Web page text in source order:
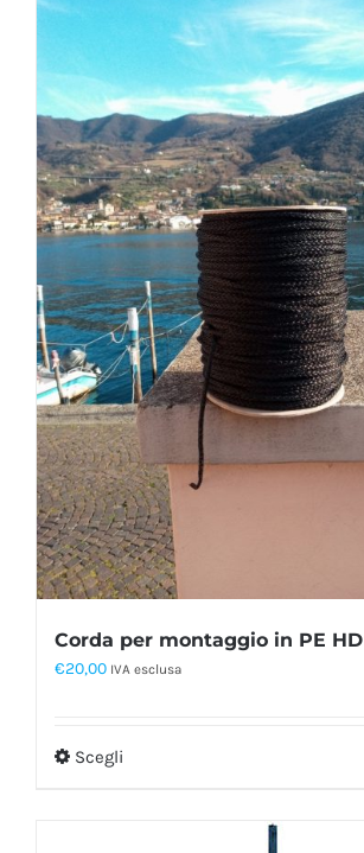
Corda per montaggio in PE HD
€20,00 IVA esclusa
Scegli